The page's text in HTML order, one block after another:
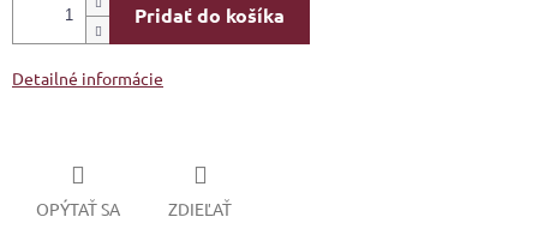
Pridať do košíka
Detailné informácie
OPÝTAŤ SA ZDIEĽAŤ